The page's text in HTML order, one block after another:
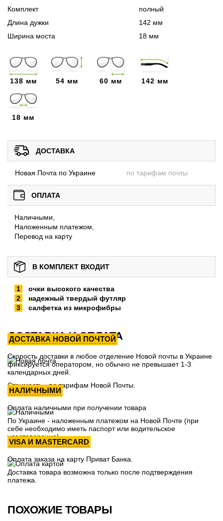
Комплект
полный
Длина дужки
142 мм
Ширина моста
18 мм
138 мм 54 мм 60 мм 142 мм
18 мм
ДОСТАВКА
Новая Почта по Украине по тарифам почты
ОПЛАТА
Наличными,
Наложенным платежом,
Перевод на карту
В КОМПЛЕКТ ВХОДИТ
очки высокого качества
надежный твердый футляр
салфетка из микрофибры
ДОСТАВКА И ОПЛАТА
ДОСТАВКА НОВОЙ ПОЧТОЙ
Скорость доставки в любое отделение Новой почты в Украине
фиксируется оператором, но обычно не превышает 1-3
календарных дней.
Стоимость - по тарифам Новой Почты.
НАЛИЧНЫМИ
Оплата наличными при получении товара
По Украине - наложенным платежом на Новой Почте (при
себе необходимо иметь паспорт или водительское
удостоверение)
VISA И MASTERCARD
Оплата заказа на карту Приват Банка.
Доставка товара возможна только после подтверждения
платежа.
ПОХОЖИЕ ТОВАРЫ